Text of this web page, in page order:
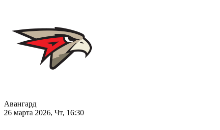
Авангард
26 марта 2026, Чт, 16:30